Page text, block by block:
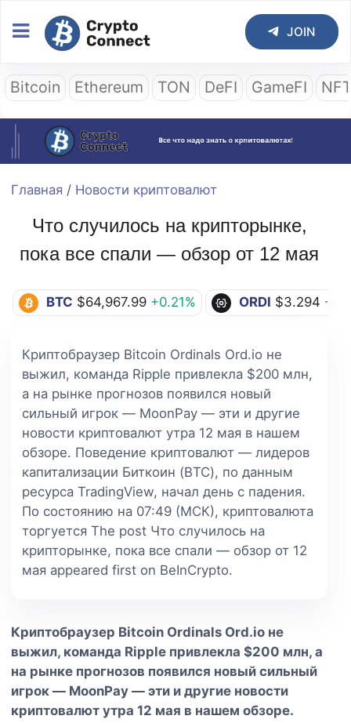
JOIN
Bitcoin Ethereum TON DeFI GameFI
Главная / Новости криптовалют
Что случилось на крипторынке,
пока все спали — обзор от 12 мая
BTC $64,967.99 +0.21% ORDI $3.294 -
Криптобраузер Bitcoin Ordinals Ord.io не
выжил, команда Ripple привлекла $200 млн,
а на рынке прогнозов появился новый
сильный игрок — MoonPay — эти и другие
новости криптовалют утра 12 мая в нашем
обзоре. Поведение криптовалют — лидеров
капитализации Биткоин (BTC), по данным
ресурса TradingView, начал день с падения.
По состоянию на 07:49 (МСК), криптовалюта
торгуется The post Что случилось на
крипторынке, пока все спали — обзор от 12
мая appeared first on BeInCrypto.
Криптобраузер Bitcoin Ordinals Ord.io не
выжил, команда Ripple привлекла $200 млн, а
на рынке прогнозов появился новый сильный
игрок — MoonPay — эти и другие новости
криптовалют утра 12 мая в нашем обзоре.